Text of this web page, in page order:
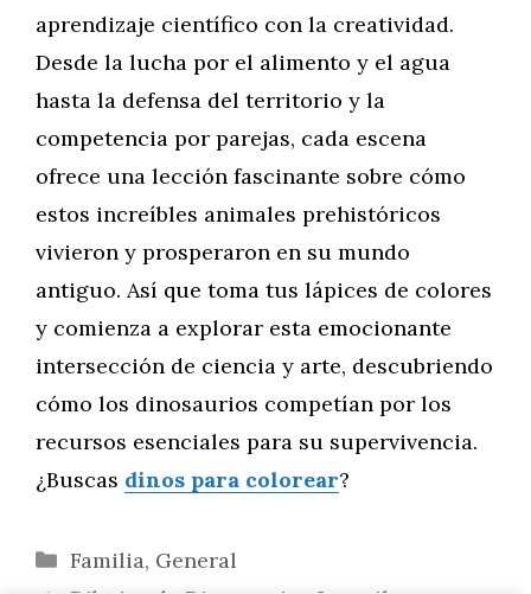
aprendizaje científico con la creatividad.
Desde la lucha por el alimento y el agua
hasta la defensa del territorio y la
competencia por parejas, cada escena
ofrece una lección fascinante sobre cómo
estos increíbles animales prehistóricos
vivieron y prosperaron en su mundo
antiguo. Así que toma tus lápices de colores
y comienza a explorar esta emocionante
intersección de ciencia y arte, descubriendo
cómo los dinosaurios competían por los
recursos esenciales para su supervivencia.
¿Buscas dinos para colorear?
Categorías
Familia, General